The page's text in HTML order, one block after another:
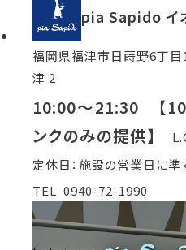
pia Sapido イ
福岡県福津市日蒔野6丁目
津 2
10:00～21:30 【
ンクのみの提供】
定休日：施設の営業日に準
TEL. 0940-72-1990